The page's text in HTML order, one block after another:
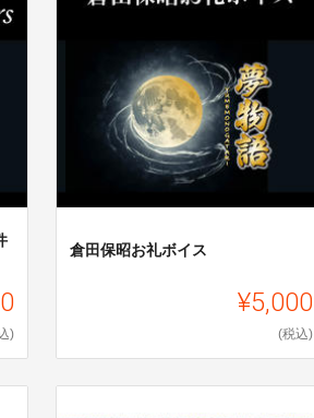
)
倉田保昭お礼ボイス
¥5,000
(税込)